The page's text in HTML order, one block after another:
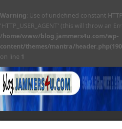
Warning: Use of undefined constant
'HTTP_USER_AGENT' (this will throw an
/home/www/blog.jammers4u.com/wp-
content/themes/mantra/
on line 1